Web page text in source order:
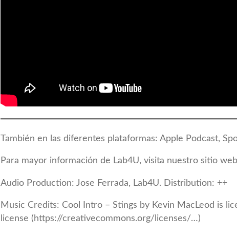
También en las diferentes plataformas: Apple Podcast,
Para mayor información de Lab4U, visita nuestro sitio
Audio Production: Jose Ferrada, Lab4U. Distribution: ++
Music Credits: Cool Intro – Stings by Kevin MacLeod is
license (https://creativecommons.org/licenses/…)